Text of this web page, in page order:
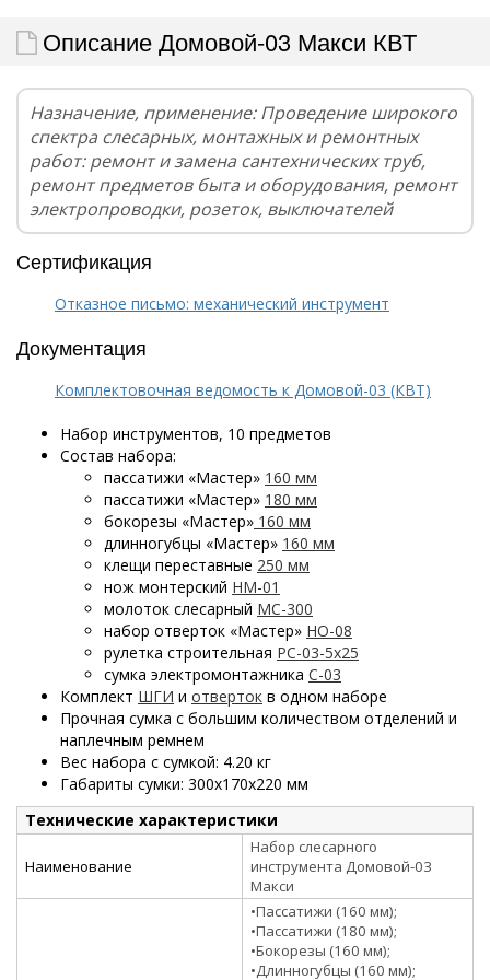
Описание Домовой-03 Макси КВТ
Назначение, применение: Проведение широкого
спектра слесарных, монтажных и ремонтных
работ: ремонт и замена сантехнических труб,
ремонт предметов быта и оборудования, ремонт
электропроводки, розеток, выключателей
Сертификация
Отказное письмо: механический инструмент
Документация
Комплектовочная ведомость к Домовой-03 (КВТ)
Набор инструментов, 10 предметов
Состав набора:
пассатижи «Мастер» 160 мм
пассатижи «Мастер» 180 мм
бокорезы «Мастер» 160 мм
длинногубцы «Мастер» 160 мм
клещи переставные 250 мм
нож монтерский НМ-01
молоток слесарный МС-300
набор отверток «Мастер» НО-08
рулетка строительная РС-03-5х25
сумка электромонтажника С-03
Комплект ШГИ и отверток в одном наборе
Прочная сумка с большим количеством отделений и
наплечным ремнем
Вес набора с сумкой: 4.20 кг
Габариты сумки: 300х170х220 мм
Технические характеристики
Наименование
Набор слесарного
инструмента Домовой-03
Макси
•Пассатижи (160 мм);
•Пассатижи (180 мм);
•Бокорезы (160 мм);
•Длинногубцы (160 мм);